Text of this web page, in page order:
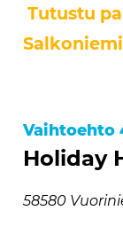
Tutustu
Salkoniemi
Vaihtoehto
Holiday
58580